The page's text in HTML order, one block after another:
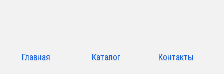
Главная Каталог Контакты